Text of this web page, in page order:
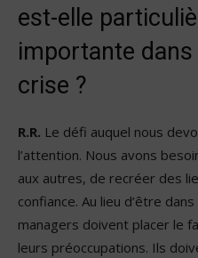
est-elle
importante
crise ?
R.R. Le défi auquel nous
l’attention. Nous avons
aux autres, de recréer des
confiance. Au lieu d’être
managers doivent placer le
leurs préoccupations. Ils